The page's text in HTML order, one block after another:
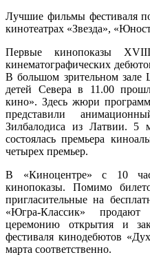
Лучшие фильмы фестиваля
кинотеатрах «Звезда»,
Первые кинопоказы XVIII
кинематографических
В большом зрительном зале
детей Севера в 11.00
кино». Здесь жюри
представили
Зилбалодиса из Латвии. 5
состоялась премьера
четырех премьер.
В «Киноцентре» с 10
кинопоказы. Помимо
пригласительные на
«Югра-Классик»
церемонию открытия и
фестиваля кинодебютов
марта соответственно.